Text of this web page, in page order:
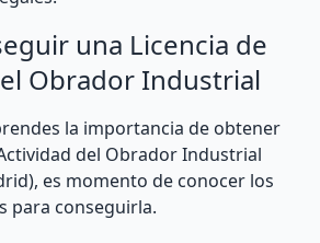
una Licencia de
Obrador Industrial
la importancia de obtener
del Obrador Industrial
es momento de conocer los
para conseguirla.